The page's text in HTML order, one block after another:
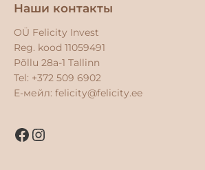
Наши контакты
OÜ Felicity Invest
Reg. kood 11059491
Põllu 28a-1 Tallinn
Tel: +372 509 6902
E-мейл: felicity@felicity.ee